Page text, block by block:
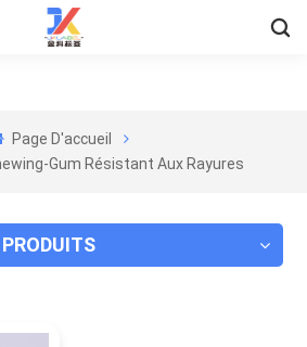
Page D'accueil
Gum Résistant Aux Rayures